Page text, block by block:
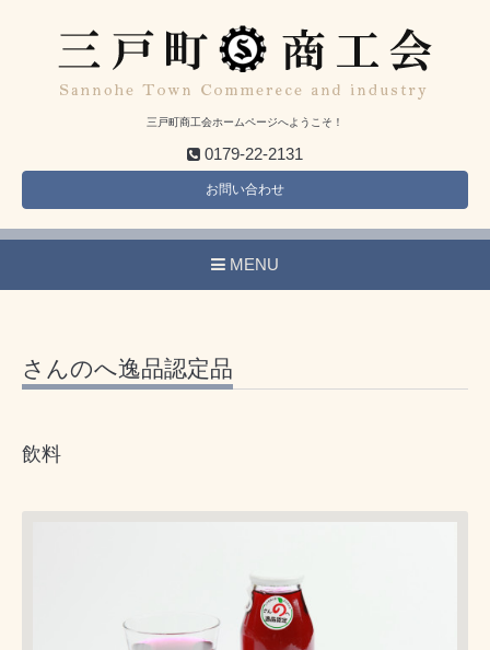
三戸町商工会ホームページへようこそ！
0179-22-2131
お問い合わせ
MENU
さんのへ逸品認定品
飲料